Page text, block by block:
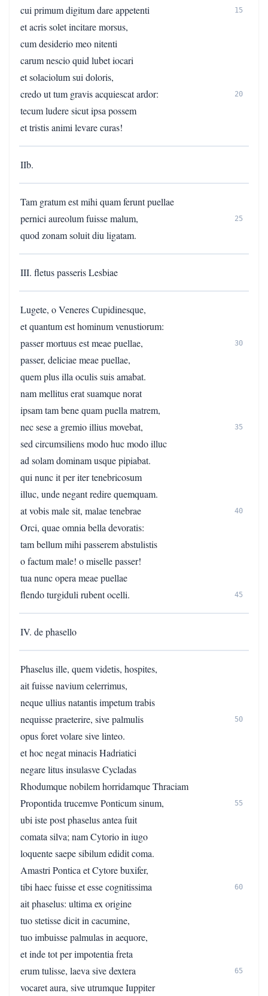
cui primum digitum dare appetenti
15
et acris solet incitare morsus,
cum desiderio meo nitenti
carum nescio quid lubet iocari
et solaciolum sui doloris,
credo ut tum gravis acquiescat ardor:
20
tecum ludere sicut ipsa possem
et tristis animi levare curas!
IIb.
Tam gratum est mihi quam ferunt puellae
pernici aureolum fuisse malum,
25
quod zonam soluit diu ligatam.
III. fletus passeris Lesbiae
Lugete, o Veneres Cupidinesque,
et quantum est hominum venustiorum:
passer mortuus est meae puellae,
30
passer, deliciae meae puellae,
quem plus illa oculis suis amabat.
nam mellitus erat suamque norat
ipsam tam bene quam puella matrem,
nec sese a gremio illius movebat,
35
sed circumsiliens modo huc modo illuc
ad solam dominam usque pipiabat.
qui nunc it per iter tenebricosum
illuc, unde negant redire quemquam.
at vobis male sit, malae tenebrae
40
Orci, quae omnia bella devoratis:
tam bellum mihi passerem abstulistis
o factum male! o miselle passer!
tua nunc opera meae puellae
flendo turgiduli rubent ocelli.
45
IV. de phasello
Phaselus ille, quem videtis, hospites,
ait fuisse navium celerrimus,
neque ullius natantis impetum trabis
nequisse praeterire, sive palmulis
50
opus foret volare sive linteo.
et hoc negat minacis Hadriatici
negare litus insulasve Cycladas
Rhodumque nobilem horridamque Thraciam
Propontida trucemve Ponticum sinum,
55
ubi iste post phaselus antea fuit
comata silva; nam Cytorio in iugo
loquente saepe sibilum edidit coma.
Amastri Pontica et Cytore buxifer,
tibi haec fuisse et esse cognitissima
60
ait phaselus: ultima ex origine
tuo stetisse dicit in cacumine,
tuo imbuisse palmulas in aequore,
et inde tot per impotentia freta
erum tulisse, laeva sive dextera
65
vocaret aura, sive utrumque Iuppiter